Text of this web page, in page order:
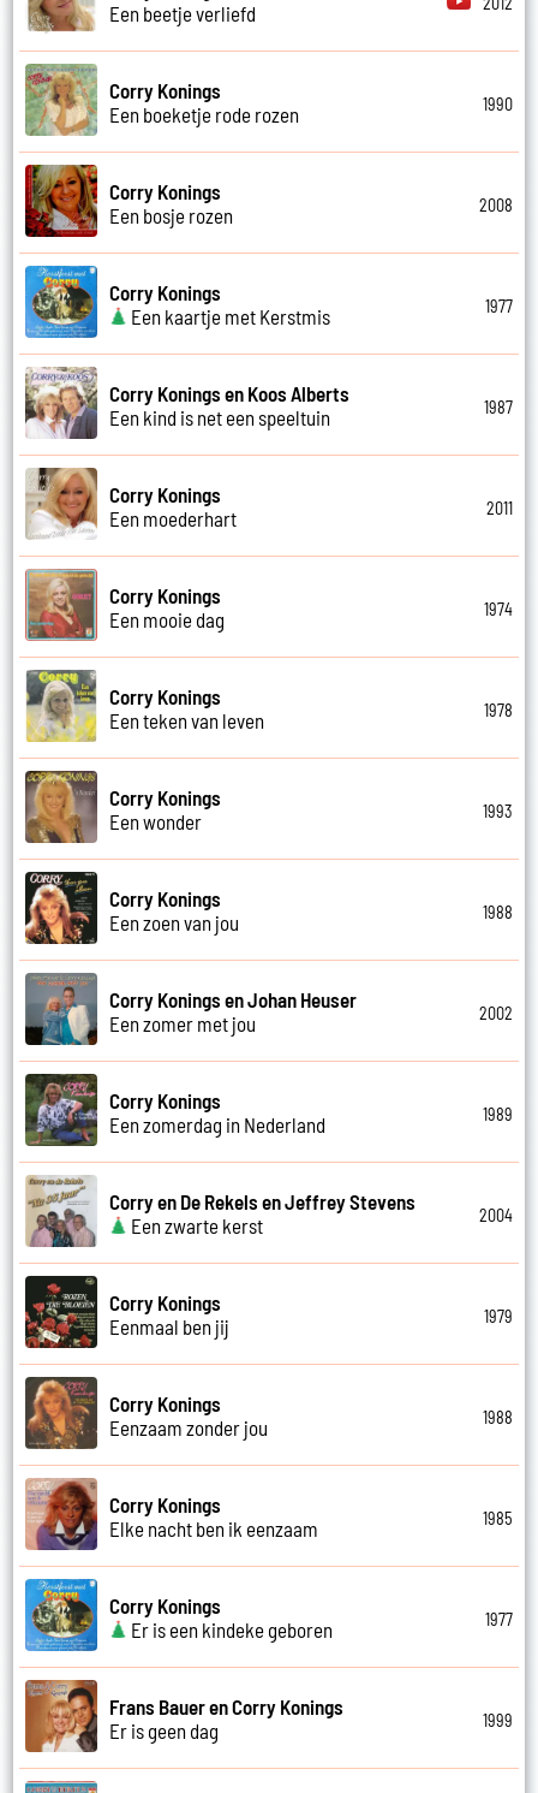
Een beetje verliefd
Corry Konings
Een boeketje rode rozen
1990
Corry Konings
Een bosje rozen
2008
Corry Konings
Een kaartje met Kerstmis
1977
Corry Konings en Koos Alberts
Een kind is net een speeltuin
1987
Corry Konings
Een moederhart
2011
Corry Konings
Een mooie dag
1974
Corry Konings
Een teken van leven
1978
Corry Konings
Een wonder
1993
Corry Konings
Een zoen van jou
1988
Corry Konings en Johan Heuser
Een zomer met jou
2002
Corry Konings
Een zomerdag in Nederland
1989
Corry en De Rekels en Jeffrey Stevens
Een zwarte kerst
2004
Corry Konings
Eenmaal ben jij
1979
Corry Konings
Eenzaam zonder jou
1988
Corry Konings
Elke nacht ben ik eenzaam
1985
Corry Konings
Er is een kindeke geboren
1977
Frans Bauer en Corry Konings
Er is geen dag
1999